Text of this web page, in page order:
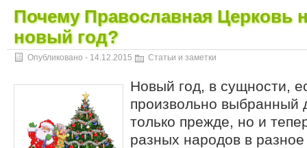
Почему Православная Церковь
новый год?
Опубликовано - 14.12.2015 Статьи и заметки
Новый год, в сущности,
произвольно выбранный
только прежде, но и
разных народов в